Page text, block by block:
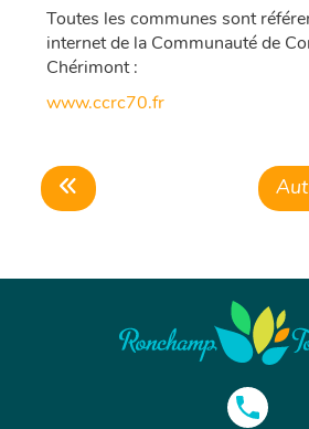
Toutes les communes sont
internet de la Communauté de
Chérimont :
www.ccrc70.fr